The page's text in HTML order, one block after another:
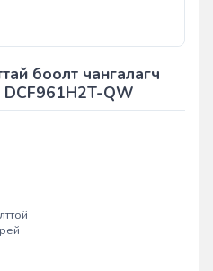
боолт чангалагч
QW